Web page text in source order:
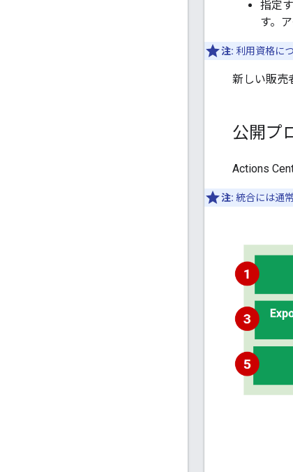
指定
す。
注: 利用資格に
新しい販売
公開プ
Actions
注: 統合には通